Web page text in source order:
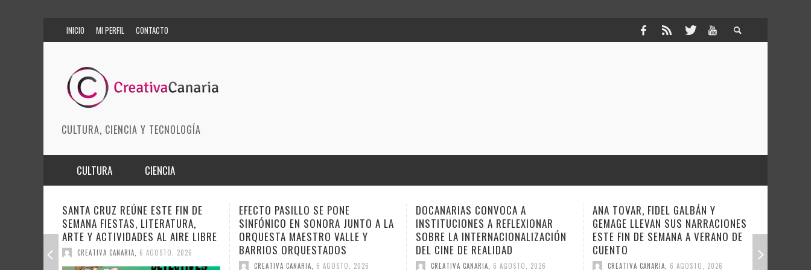
INICIO MI PERFIL CONTACTO
CULTURA, CIENCIA Y TECNOLOGÍA
CULTURA
ARTES ESCÉNICAS
MODA
CIENCIA
INNOVACIÓN
CIENCIAS DE LA TIERRA
SANTA CRUZ REÚNE ESTE FIN DE
SEMANA FIESTAS, LITERATURA,
ARTE Y ACTIVIDADES AL AIRE LIBRE
CREATIVA CANARIA, 6 AGOSTO, 2026
EFECTO PASILLO SE PONE
SINFÓNICO EN SONORA JUNTO A LA
ORQUESTA MAESTRO VALLE Y
BARRIOS ORQUESTADOS
CREATIVA CANARIA, 6 AGOSTO, 2026
DOCANARIAS CONVOCA A
INSTITUCIONES A REFLEXIONAR
SOBRE LA INTERNACIONALIZACIÓN
DEL CINE DE REALIDAD
CREATIVA CANARIA, 6 AGOSTO, 2026
ANA TOVAR, FIDEL GALBÁN Y
GEMAGE LLEVAN SUS NARRACIONES
ESTE FIN DE SEMANA A VERANO DE
CUENTO
CREATIVA CANARIA, 6 AGOSTO, 2026